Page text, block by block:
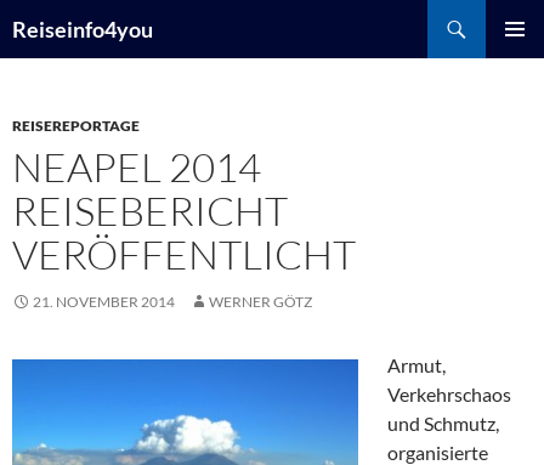
Inhalt
Reiseinfo4you
REISEREPORTAGE
NEAPEL 2014
REISEBERICHT
VERÖFFENTLICHT
21. NOVEMBER 2014 WERNER GÖTZ
Armut,
Verkehrschaos
und Schmutz,
organisierte